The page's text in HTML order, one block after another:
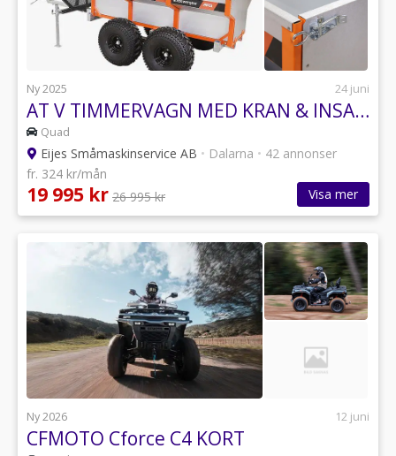
Ny 2025 24 juni
AT V TIMMERVAGN MED KRAN & INSATSFLAK DEMO
Quad
Eijes Småmaskinservice AB • Dalarna • 42 annonser
fr. 324 kr/mån
19 995 kr 26 995 kr Visa mer
Ny 2026 12 juni
CFMOTO Cforce C4 KORT